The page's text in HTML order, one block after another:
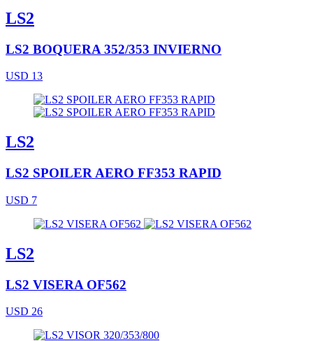
LS2
LS2 BOQUERA 352/353 INVIERNO
USD 13
LS2
LS2 SPOILER AERO FF353 RAPID
USD 7
LS2
LS2 VISERA OF562
USD 26